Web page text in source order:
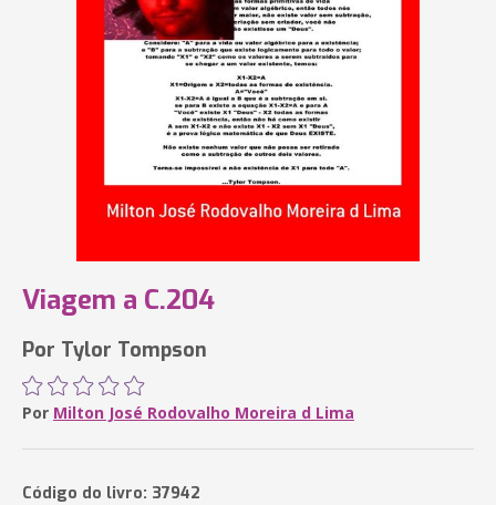
Viagem a C.204
Por Tylor Tompson
Por Milton José Rodovalho Moreira d Lima
Código do livro: 37942